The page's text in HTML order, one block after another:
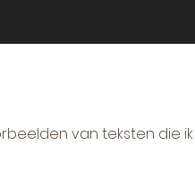
van teksten die